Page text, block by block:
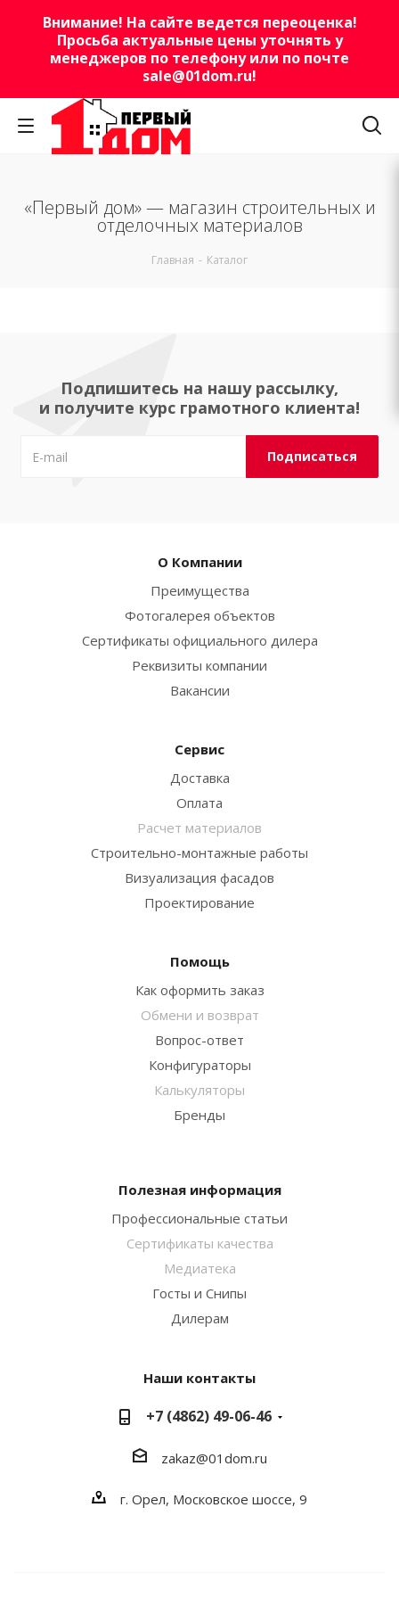
Внимание! На сайте ведется переоценка!
Просьба актуальные цены уточнять у
менеджеров по телефону или по почте
sale@01dom.ru!
«Первый дом» — магазин строительных и
отделочных материалов
Главная - Каталог
Подпишитесь на нашу рассылку,
и получите курс грамотного клиента!
О Компании
Преимущества
Фотогалерея объектов
Сертификаты официального дилера
Реквизиты компании
Вакансии
Сервис
Доставка
Оплата
Расчет материалов
Строительно-монтажные работы
Визуализация фасадов
Проектирование
Помощь
Как оформить заказ
Обмени и возврат
Вопрос-ответ
Конфигураторы
Калькуляторы
Бренды
Полезная информация
Профессиональные статьи
Сертификаты качества
Медиатека
Госты и Снипы
Дилерам
Наши контакты
+7 (4862) 49-06-46
zakaz@01dom.ru
г. Орел, Московское шоссе, 9